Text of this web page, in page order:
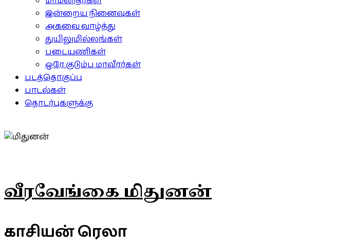
இன்றைய நினைவுகள்
அகவை வாழ்த்து
துயிலுமில்லங்கள்
படையணிகள்
ஒரே குடும்ப மாவீரர்கள்
படத்தொகுப்பு
பாடல்கள்
தொடர்புகளுக்கு
வீரவேங்கை மிதுனன்
காசியன் ரெலா